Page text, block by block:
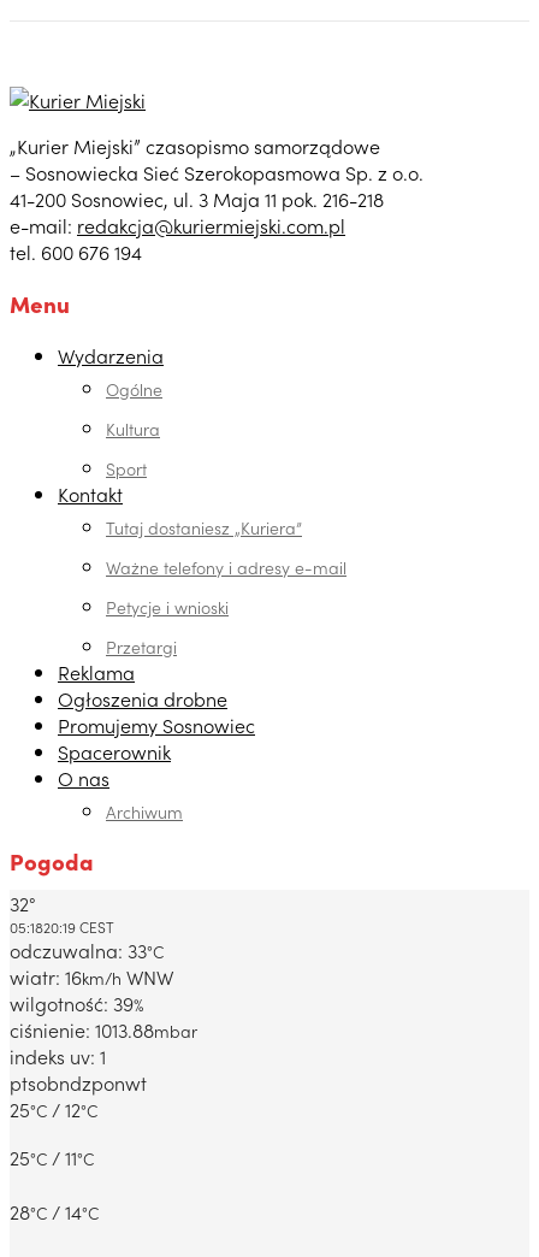
„Kurier Miejski” czasopismo samorządowe
– Sosnowiecka Sieć Szerokopasmowa Sp. z o.o.
41-200 Sosnowiec, ul. 3 Maja 11 pok. 216-218
e-mail: redakcja@kuriermiejski.com.pl
tel. 600 676 194
Menu
Wydarzenia
Ogólne
Kultura
Sport
Kontakt
Tutaj dostaniesz „Kuriera”
Ważne telefony i adresy e-mail
Petycje i wnioski
Przetargi
Reklama
Ogłoszenia drobne
Promujemy Sosnowiec
Spacerownik
O nas
Archiwum
Pogoda
Dabrowa Gornicza, PL
32°
05:1820:19 CEST
odczuwalna: 33°C
wiatr: 16km/h WNW
wilgotność: 39%
ciśnienie: 1013.88mbar
indeks uv: 1
ptsobndzponwt
25°C / 12°C
25°C / 11°C
28°C / 14°C